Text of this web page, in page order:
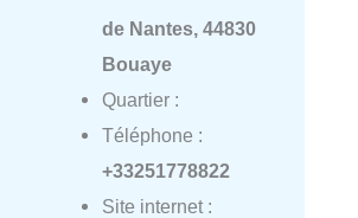
de Nantes, 44830
Bouaye
Quartier :
Téléphone :
+33251778822
Site internet :